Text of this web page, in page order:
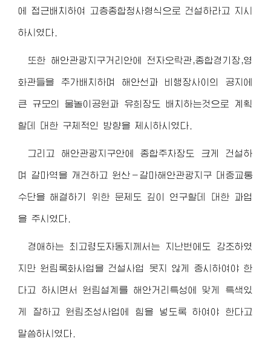
에 접근배치하여 고층종합청사형식으로 건설하라고 지시
하시였다.
또한 해안관광지구거리안에 전자오락관,종합경기장,영
화관들을 추가배치하며 해안선과 비행장사이의 공지에
큰 규모의 물놀이공원과 유희장도 배치하는것으로 계획
할데 대한 구체적인 방향을 제시하시였다.
그리고 해안관광지구안에 종합주차장도 크게 건설하
며 갈마역을 개건하고 원산－갈마해안관광지구 대중교통
수단을 해결하기 위한 문제도 깊이 연구할데 대한 과업
을 주시였다.
경애하는 최고령도자동지 께서는 지난번에도 강조하였
지만 원림록화사업을 건설사업 못지 않게 중시하여야 한
다고 하시면서 원림설계를 해안거리특성에 맞게 특색있
게 잘하고 원림조성사업에 힘을 넣도록 하여야 한다고
말씀하시였다.